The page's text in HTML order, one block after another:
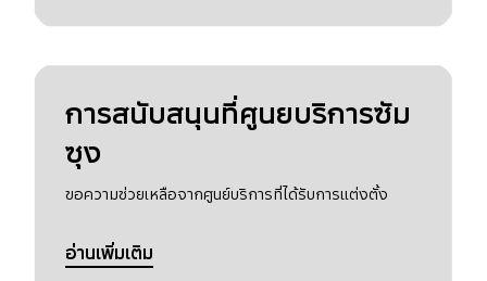
การสนับสนุนที่ศูนยบริการซัม
ซุง
ขอความช่วยเหลือจากศูนย์บริการที่ได้รับการแต่งตั้ง
อ่านเพิ่มเติม